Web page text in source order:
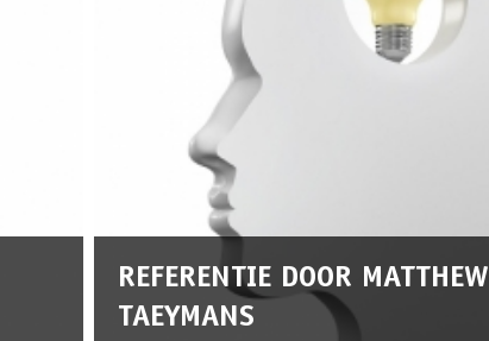
REFERENTIE DOOR MATTHEW
TAEYMANS